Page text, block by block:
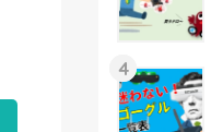
4